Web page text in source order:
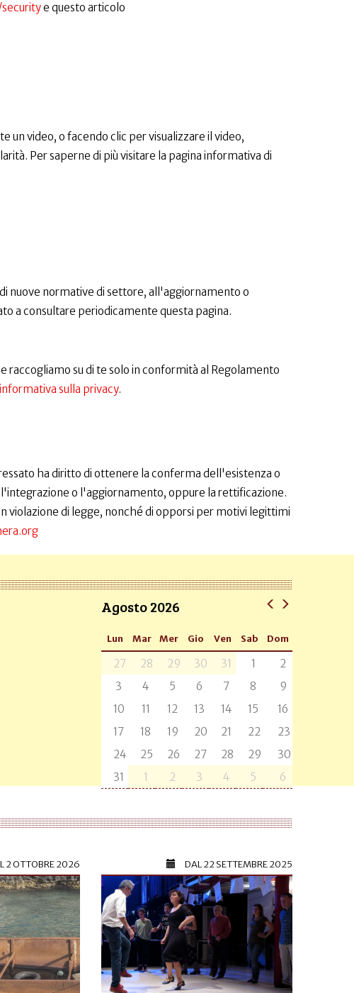
e questo articolo
un video, o facendo clic per visualizzare il video,
Per saperne di più visitare la pagina informativa di
nuove normative di settore, all'aggiornamento o
a consultare periodicamente questa pagina.
raccogliamo su di te solo in conformità al Regolamento
informativa sulla privacy.
ha diritto di ottenere la conferma dell'esistenza o
o l'aggiornamento, oppure la rettificazione.
violazione di legge, nonché di opporsi per motivi legittimi
Agosto 2026
Lun Mar Mer Gio Ven Sab Dom
27 28 29 30 31 1
2
3
4 5 6 7 8
9
10
11 12 13 14 15
16
17
18 19 20 21 22
23
24
25 26 27 28 29
30
31
1 2 3 4 5 6
2 OTTOBRE 2026 DAL22 SETTEMBRE 2025